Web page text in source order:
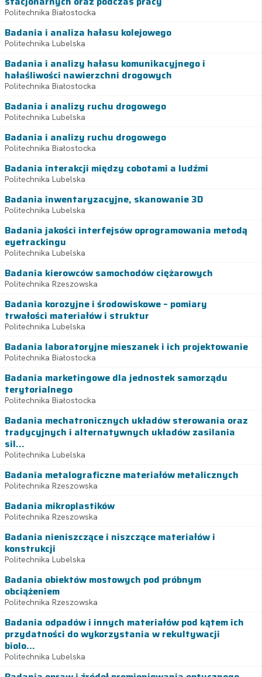
Politechnika Białostocka
Badania i analiza hałasu kolejowego
Politechnika Lubelska
Badania i analizy hałasu komunikacyjnego i
hałaśliwości nawierzchni drogowych
Politechnika Białostocka
Badania i analizy ruchu drogowego
Politechnika Lubelska
Badania i analizy ruchu drogowego
Politechnika Białostocka
Badania interakcji między cobotami a ludźmi
Politechnika Lubelska
Badania inwentaryzacyjne, skanowanie 3D
Politechnika Lubelska
Badania jakości interfejsów oprogramowania metodą
eyetrackingu
Politechnika Lubelska
Badania kierowców samochodów ciężarowych
Politechnika Rzeszowska
Badania korozyjne i środowiskowe – pomiary
trwałości materiałów i struktur
Politechnika Lubelska
Badania laboratoryjne mieszanek i ich projektowanie
Politechnika Białostocka
Badania marketingowe dla jednostek samorządu
terytorialnego
Politechnika Białostocka
Badania mechatronicznych układów sterowania oraz
tradycyjnych i alternatywnych układów zasilania
sil...
Politechnika Lubelska
Badania metalograficzne materiałów metalicznych
Politechnika Rzeszowska
Badania mikroplastików
Politechnika Rzeszowska
Badania nieniszczące i niszczące materiałów i
konstrukcji
Politechnika Lubelska
Badania obiektów mostowych pod próbnym
obciążeniem
Politechnika Rzeszowska
Badania odpadów i innych materiałów pod kątem ich
przydatności do wykorzystania w rekultywacji
biolo...
Politechnika Lubelska